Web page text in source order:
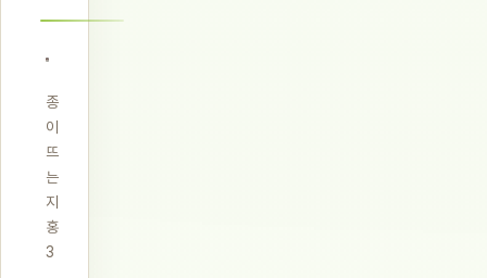
종
이
뜨
는
지
홍
3